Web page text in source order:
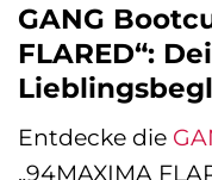
GANG
FLARED“:
Entdecke die
„94MAXIMA